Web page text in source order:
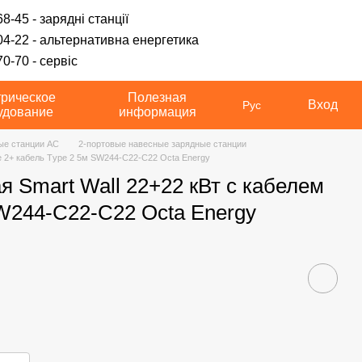
45 - зарядні станції
22 - альтернативна енергетика
70 - сервіс
Полезная
информация
Рус Вход
станции AC
2-портовые навесные зарядные станции
кабель Тype 2 5м SW244-C22-C22 Octa Energy
Smart Wall 22+22 кВт с кабелем
C22-C22 Octa Energy